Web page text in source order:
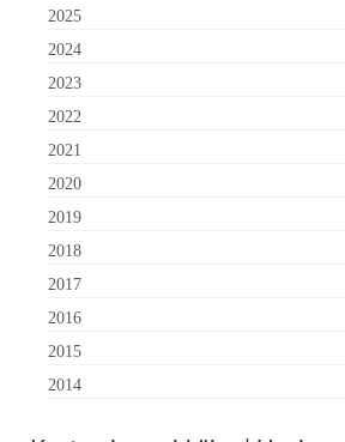
2025
2024
2023
2022
2021
2020
2019
2018
2017
2016
2015
2014